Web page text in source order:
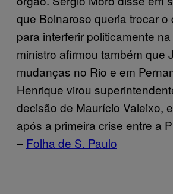
que Bolnaroso queria trocar o
para interferir politicamente
ministro afirmou também que
mudanças no Rio e em
Henrique virou
decisão de Maurício Valeixo,
após a primeira crise entre a
– Folha de S. Paulo